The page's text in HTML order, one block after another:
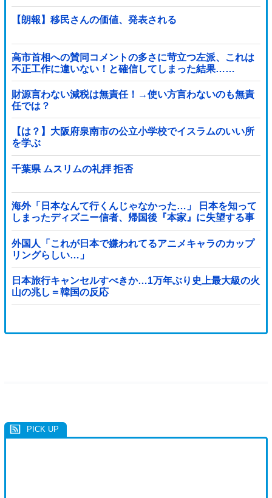
【朗報】移民さんの価値、発表される
高市首相への賛同コメントの多さに苛立つ左派、これは
不正工作に違いない！と確信してしまった結果……
財源言わない減税は無責任！→使い方言わないのも無責
任では？
【は？】大阪府泉南市の公立小学校でイスラムのいい所
を学ぶ
千葉県 ムスリムの礼拝 拒否
海外「日本なんて行くんじゃなかった…」 日本を知って
しまったディズニー信者、帰国後『本家』に失望する事
態に
外国人「これが日本で嫌われてるアニメキャラのカップ
リングらしい…」
日本旅行キャンセルすべきか…1万年ぶり史上最大級の火
山の兆し＝韓国の反応